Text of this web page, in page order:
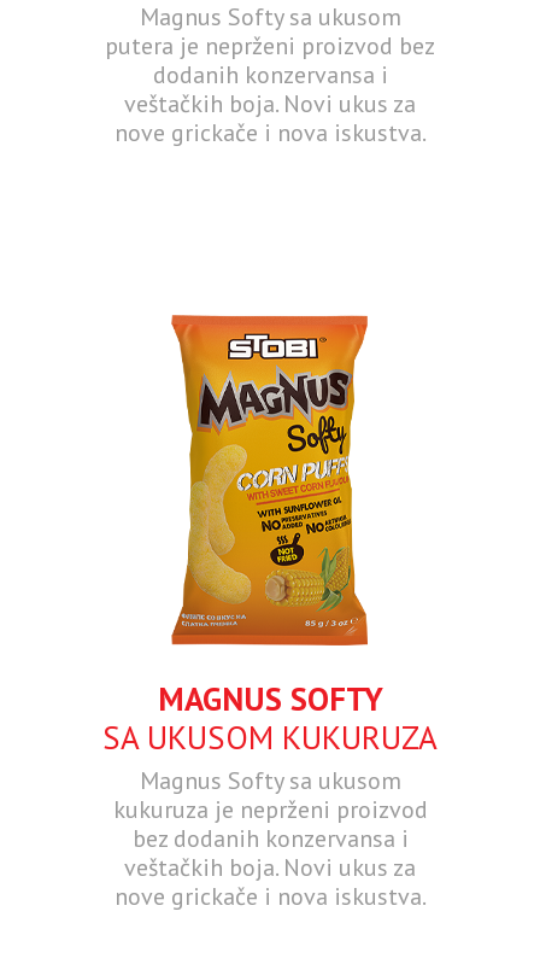
Magnus Softy sa ukusom
putera je neprženi proizvod bez
dodanih konzervansa i
veštačkih boja. Novi ukus za
nove grickače i nova iskustva.
MAGNUS SOFTY
SA UKUSOM KUKURUZA
Magnus Softy sa ukusom
kukuruza je neprženi proizvod
bez dodanih konzervansa i
veštačkih boja. Novi ukus za
nove grickače i nova iskustva.